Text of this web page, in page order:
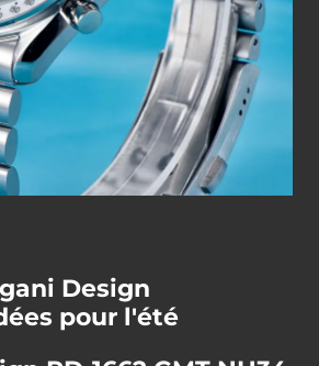
Design
pour l'été